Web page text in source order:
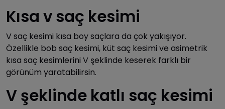
Kısa v saç kesimi
V saç kesimi kısa boy saçlara da çok yakışıyor.
Özellikle bob saç kesimi, küt saç kesimi ve asimetrik
kısa saç kesimlerini V şeklinde keserek farklı bir
görünüm yaratabilirsin.
V şeklinde katlı saç kesimi